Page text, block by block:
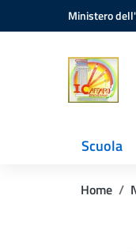
Vai ai contenuti
Vai al menu diMinistero
Scuola
Home